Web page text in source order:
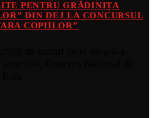
PENTRU GRĂDINIȚA
DIN DEJ LA CONCURSUL
COPIILOR”